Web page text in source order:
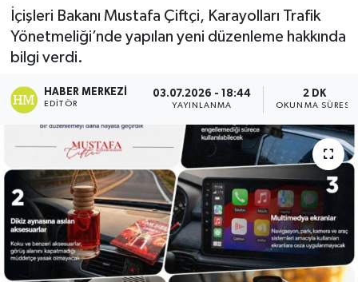
İçişleri Bakanı Mustafa Çiftçi, Karayolları Trafik
Yönetmeliği’nde yapılan yeni düzenleme hakkında
bilgi verdi.
HABER MERKEZI
EDITÖR
03.07.2026 - 18:44
YAYINLANMA
2 DK
OKUNMA SÜRESI
Medya
Sağlık
Haber Arşivi